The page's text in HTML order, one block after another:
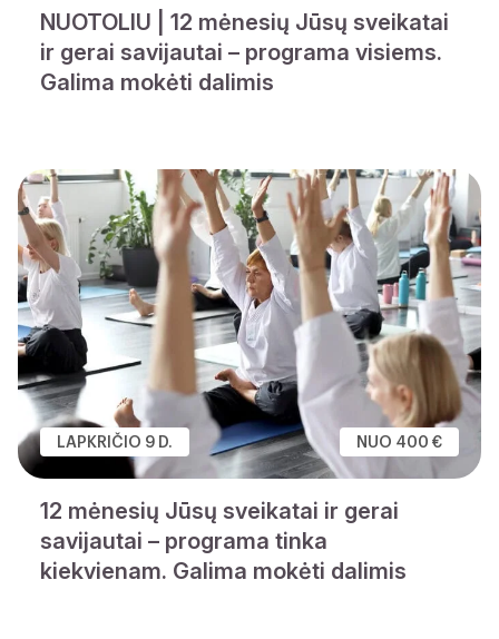
NUOTOLIU | 12 mėnesių Jūsų sveikatai
ir gerai savijautai – programa visiems.
Galima mokėti dalimis
LAPKRIČIO 9 D. NUO 400 €
12 mėnesių Jūsų sveikatai ir gerai
savijautai – programa tinka
kiekvienam. Galima mokėti dalimis